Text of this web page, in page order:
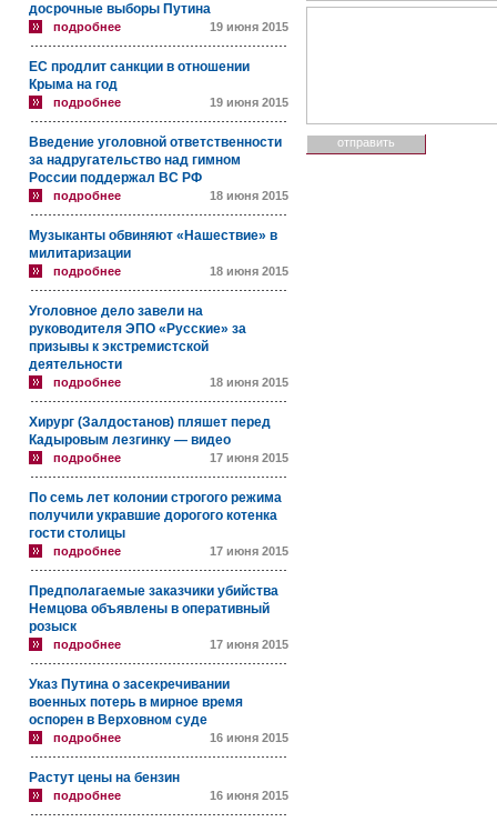
досрочные выборы Путина
подробнее 19 июня 2015
ЕС продлит санкции в отношении
Крыма на год
подробнее 19 июня 2015
Введение уголовной ответственности
за надругательство над гимном
России поддержал ВС РФ
подробнее 18 июня 2015
Музыканты обвиняют «Нашествие» в
милитаризации
подробнее 18 июня 2015
Уголовное дело завели на
руководителя ЭПО «Русские» за
призывы к экстремистской
деятельности
подробнее 18 июня 2015
Хирург (Залдостанов) пляшет перед
Кадыровым лезгинку — видео
подробнее 17 июня 2015
По семь лет колонии строгого режима
получили укравшие дорогого котенка
гости столицы
подробнее 17 июня 2015
Предполагаемые заказчики убийства
Немцова объявлены в оперативный
розыск
подробнее 17 июня 2015
Указ Путина о засекречивании
военных потерь в мирное время
оспорен в Верховном суде
подробнее 16 июня 2015
Растут цены на бензин
подробнее 16 июня 2015